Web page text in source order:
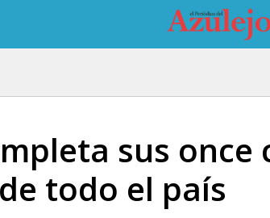
sus once
todo el país